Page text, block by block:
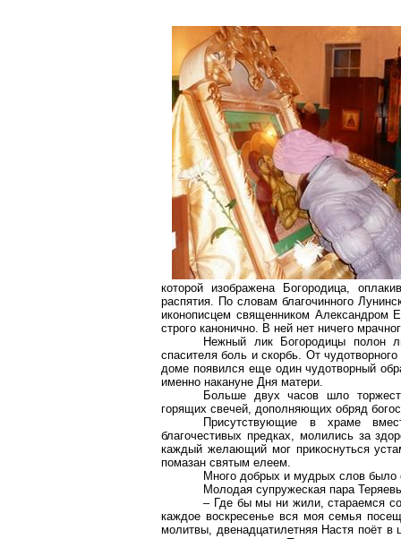
которой изображена Богородица,
распятия. По словам благочинного
иконописцем священником Александром
строго канонично. В ней нет ничего
Нежный лик Богородицы полон
спасителя боль и скорбь. От
доме появился еще один чудотворный
именно накануне Дня матери.
Больше двух часов шло
горящих свечей, дополняющих обряд
Присутствующие в храме
благочестивых предках, молились за
каждый желающий мог прикоснуться
помазан святым елеем.
Много добрых и мудрых слов было
Молодая супружеская пара
– Где бы мы ни жили, стараемся
каждое воскресенье вся моя семья
молитвы, двенадцатилетняя Настя поёт